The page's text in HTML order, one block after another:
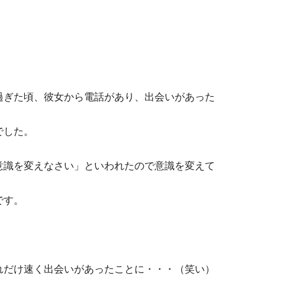
た頃、彼女から電話があり、出会いがあった
た。
を変えなさい」といわれたので意識を変えて
。
け速く出会いがあったことに・・・（笑い）